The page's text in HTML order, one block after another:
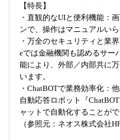
【特長】
・直観的なUIと便利機能：
ンで、操作はマニュアルいら
・万全のセキュリティと業
eでは金融機関も認めるサー
能により、外部／内部共に
います。
・ChatBOTで業務効率化：
自動応答ロボット『
ャットで自動化することがで
（参照元：ネオス株式会社HP